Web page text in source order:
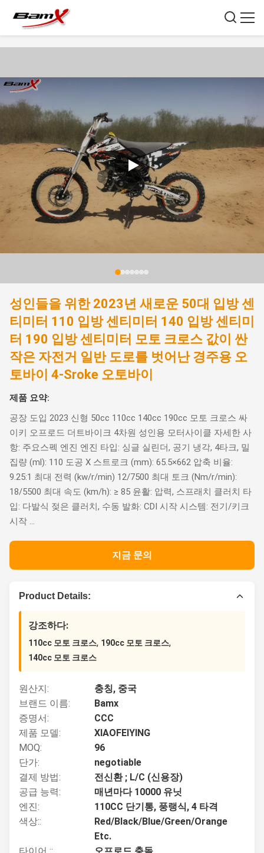
성인들을 위한 2023년 새로운 50대 입방 센
티미터 110 입방 센티미터 140 입방 센티미
터 190 입방 센티미터 모토 크로스 값이 싼
작은 자전거 일반 도로를 벗어난 경주용 오
토바이 4-Sroke 오토바이
제품 요약:
공장 도입 2023 신형 50cc 110cc 140cc 190cc 모토 크로스 싸
이키 오프로드 더트바이크 4차원 성인용 모터사이클 자세한 사
항: 주요스펙 엔진 엔진 타입: 싱글 실린더, 공기 냉각, 4타크, 밀
집량 (ml): 110 도공 X 스트로크 (mm): 65.5×662 압축 비율:
9.25:1 최대 전력 (kw/r/min) 12/7500 최대 토크 (Nm/r/min):
18/5500 최대 속도 (km/h): ≥ 85 윤활: 압력, 스프래치 클러치 타
입: 다발식 젖은 클러치, 수동 발화: CDI 시작 시스템: 전기/키크
시작 ...
지금 문의
Product Details:
강조하다:
110cc 모토 크로스, 190cc 모토 크로스,
140cc 모토 크로스
원산지:
충칭, 중국
브랜드 이름:
Bamx
증명서:
CCC
제품 모델:
XIAOFEIYING
MOQ:
96
단가:
negotiable
결제 방법:
전신환 ; L/C (신용장)
공급 능력:
매년마다 10000 유닛
엔진:
110CC 단기통, 풍랭식, 4 타격
색상::
Red/Black/Blue/Green/Orange
Etc.